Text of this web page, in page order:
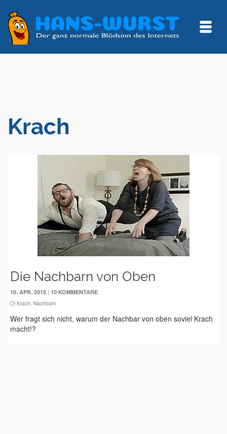
Krach
Die Nachbarn von Oben
10. APR. 2015 | 10 KOMMENTARE
Krach, Nachbarn
Wer fragt sich nicht, warum der Nachbar von oben soviel Krach
macht!?